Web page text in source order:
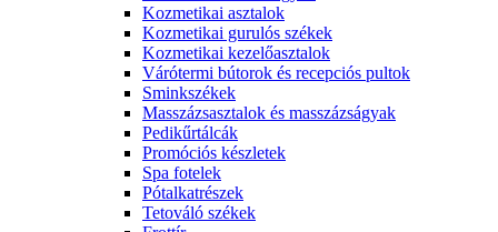
Kozmetikai asztalok
Kozmetikai gurulós székek
Kozmetikai kezelőasztalok
Várótermi bútorok és recepciós pultok
Sminkszékek
Masszázsasztalok és masszázságyak
Pedikűrtálcák
Promóciós készletek
Spa fotelek
Pótalkatrészek
Tetováló székek